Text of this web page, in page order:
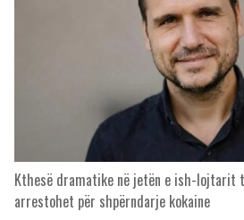
Kthesë dramatike në jetën e ish-lojtarit
arrestohet për shpërndarje kokaine